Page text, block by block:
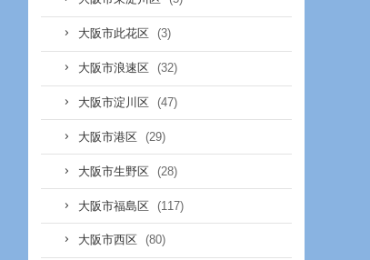
大阪市此花区 (3)
大阪市浪速区 (32)
大阪市淀川区 (47)
大阪市港区 (29)
大阪市生野区 (28)
大阪市福島区 (117)
大阪市西区 (80)